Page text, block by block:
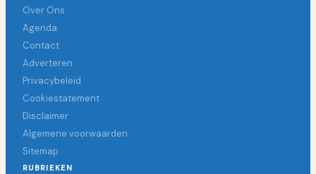
Over Ons
Agenda
Contact
Adverteren
Privacybeleid
Cookiestatement
Disclaimer
Algemene voorwaarden
Sitemap
RUBRIEKEN